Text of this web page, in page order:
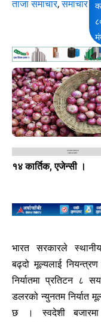
ताजा समाचार,समाचार
१४ कार्तिक, एजेन्सी ।
भारत सरकारले
बढ्दो मूल्यलाई नियन्त्रण
निर्यातमा प्रतिटन ८
डलरको न्युनतम निर्यात
छ । स्वदेशी बजारमा